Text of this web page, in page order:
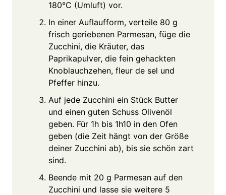
180°C (Umluft) vor.
In einer Auflaufform, verteile 80 g
frisch geriebenen Parmesan, füge die
Zucchini, die Kräuter, das
Paprikapulver, die fein gehackten
Knoblauchzehen, fleur de sel und
Pfeffer hinzu.
Auf jede Zucchini ein Stück Butter
und einen guten Schuss Olivenöl
geben. Für 1h bis 1h10 in den Ofen
geben (die Zeit hängt von der Größe
deiner Zucchini ab), bis sie schön zart
sind.
Beende mit 20 g Parmesan auf den
Zucchini und lasse sie weitere 5